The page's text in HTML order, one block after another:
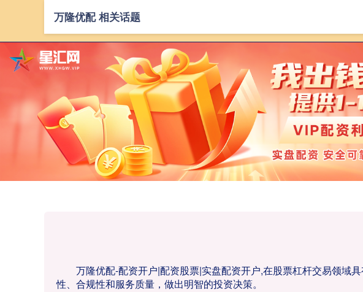
万隆优配-配资开户|配资股票|实盘配资开户,在股票杠杆交易领域
性、合规性和服务质量，做出明智的投资决策。
万隆优配 相关话题